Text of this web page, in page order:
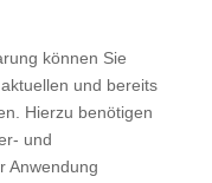
können Sie
und bereits
Hierzu benötigen
und
Anwendung